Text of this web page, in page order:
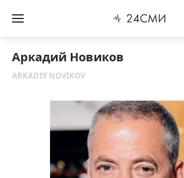
Аркадий Новиков
ARKADIY NOVIKOV